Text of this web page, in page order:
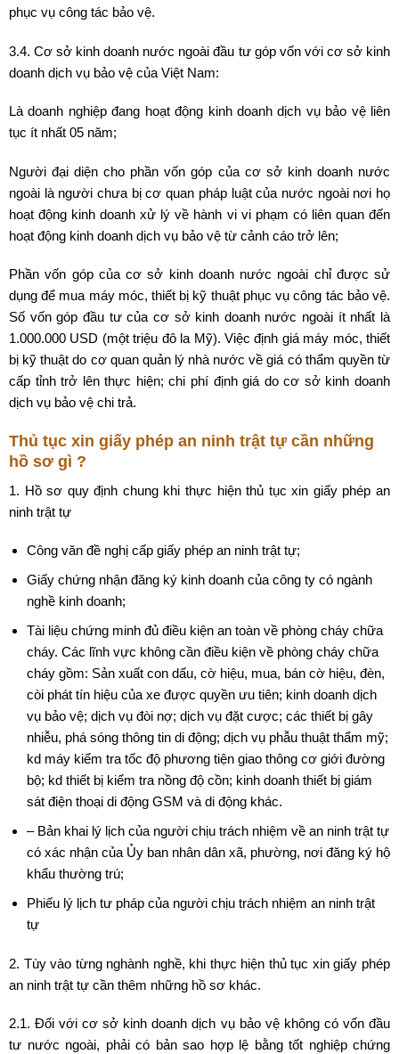
phục vụ công tác bảo vệ.
3.4. Cơ sở kinh doanh nước ngoài đầu tư góp vốn với cơ sở kinh
doanh dịch vụ bảo vệ của Việt Nam:
Là doanh nghiệp đang hoạt động kinh doanh dịch vụ bảo vệ liên
tục ít nhất 05 năm;
Người đại diện cho phần vốn góp của cơ sở kinh doanh nước
ngoài là người chưa bị cơ quan pháp luật của nước ngoài nơi họ
hoạt động kinh doanh xử lý về hành vi vi phạm có liên quan đến
hoạt động kinh doanh dịch vụ bảo vệ từ cảnh cáo trở lên;
Phần vốn góp của cơ sở kinh doanh nước ngoài chỉ được sử
dụng để mua máy móc, thiết bị kỹ thuật phục vụ công tác bảo vệ.
Số vốn góp đầu tư của cơ sở kinh doanh nước ngoài ít nhất là
1.000.000 USD (một triệu đô la Mỹ). Việc định giá máy móc, thiết
bị kỹ thuật do cơ quan quản lý nhà nước về giá có thẩm quyền từ
cấp tỉnh trở lên thực hiện; chi phí định giá do cơ sở kinh doanh
dịch vụ bảo vệ chi trả.
Thủ tục xin giấy phép an ninh trật tự cần những
hồ sơ gì ?
1. Hồ sơ quy định chung khi thực hiện thủ tục xin giấy phép an
ninh trật tự
Công văn đề nghị cấp giấy phép an ninh trật tự;
Giấy chứng nhận đăng ký kinh doanh của công ty có ngành
nghề kinh doanh;
Tài liệu chứng minh đủ điều kiện an toàn về phòng cháy chữa
cháy. Các lĩnh vực không cần điều kiện về phòng cháy chữa
cháy gồm: Sản xuất con dấu, cờ hiệu, mua, bán cờ hiệu, đèn,
còi phát tín hiệu của xe được quyền ưu tiên; kinh doanh dịch
vụ bảo vệ; dịch vụ đòi nợ; dịch vụ đặt cược; các thiết bị gây
nhiễu, phá sóng thông tin di động; dịch vụ phẫu thuật thẩm mỹ;
kd máy kiểm tra tốc độ phương tiện giao thông cơ giới đường
bộ; kd thiết bị kiểm tra nồng độ cồn; kinh doanh thiết bị giám
sát điện thoại di động GSM và di động khác.
– Bản khai lý lịch của người chịu trách nhiệm về an ninh trật tự
có xác nhận của Ủy ban nhân dân xã, phường, nơi đăng ký hộ
khẩu thường trú;
Phiếu lý lịch tư pháp của người chịu trách nhiệm an ninh trật
tự
2. Tùy vào từng nghành nghề, khi thực hiện thủ tục xin giấy phép
an ninh trật tự cần thêm những hồ sơ khác.
2.1. Đối với cơ sở kinh doanh dịch vụ bảo vệ không có vốn đầu
tư nước ngoài, phải có bản sao hợp lệ bằng tốt nghiệp chứng